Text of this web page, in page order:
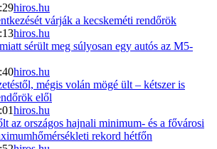
hiros.hu
várják a kecskeméti rendőrök
hiros.hu
sérült meg súlyosan egy autós az M5-
hiros.hu
mégis volán mögé ült – kétszer is
elől
hiros.hu
az országos hajnali minimum- és a fővárosi
rekord hétfőn